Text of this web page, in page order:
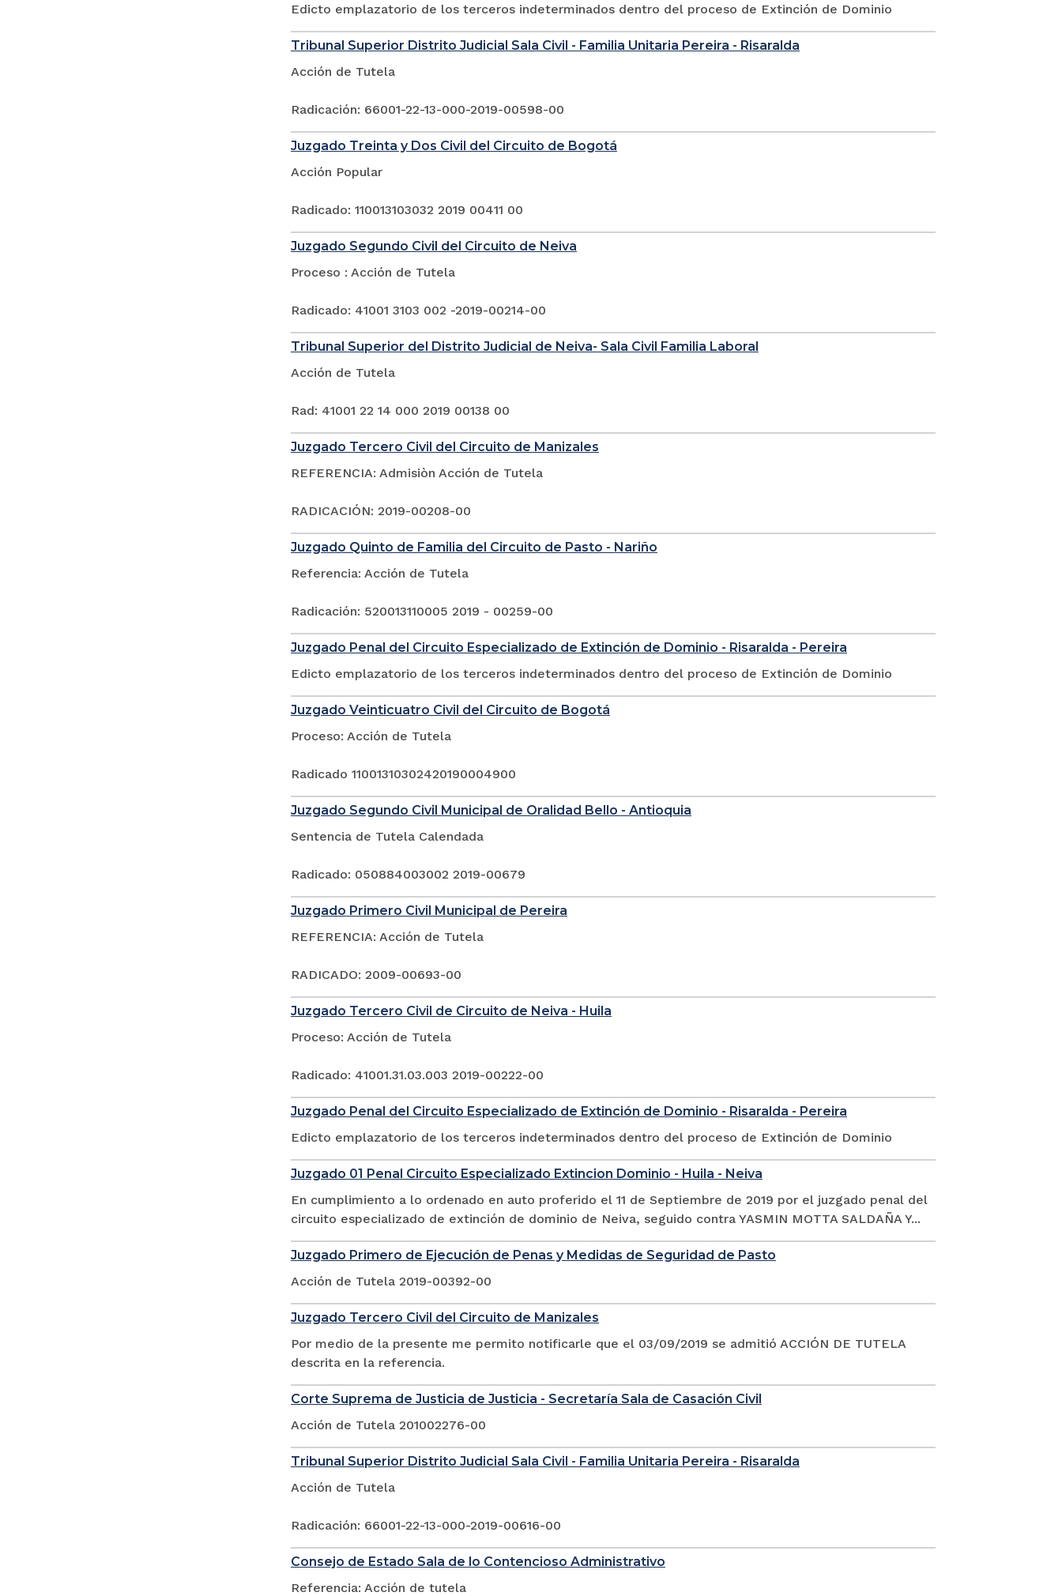
Edicto emplazatorio de los terceros indeterminados dentro del proceso de Extinción de Dominio
Tribunal Superior Distrito Judicial Sala Civil - Familia Unitaria Pereira - Risaralda
Acción de Tutela
Radicación: 66001-22-13-000-2019-00598-00
Juzgado Treinta y Dos Civil del Circuito de Bogotá
Acción Popular
Radicado: 110013103032 2019 00411 00
Juzgado Segundo Civil del Circuito de Neiva
Proceso : Acción de Tutela
Radicado: 41001 3103 002 -2019-00214-00
Tribunal Superior del Distrito Judicial de Neiva- Sala Civil Familia Laboral
Acción de Tutela
Rad: 41001 22 14 000 2019 00138 00
Juzgado Tercero Civil del Circuito de Manizales
REFERENCIA: Admisiòn Acción de Tutela
RADICACIÓN: 2019-00208-00
Juzgado Quinto de Familia del Circuito de Pasto - Nariño
Referencia: Acción de Tutela
Radicación: 520013110005 2019 - 00259-00
Juzgado Penal del Circuito Especializado de Extinción de Dominio - Risaralda - Pereira
Edicto emplazatorio de los terceros indeterminados dentro del proceso de Extinción de Dominio
Juzgado Veinticuatro Civil del Circuito de Bogotá
Proceso: Acción de Tutela
Radicado 11001310302420190004900
Juzgado Segundo Civil Municipal de Oralidad Bello - Antioquia
Sentencia de Tutela Calendada
Radicado: 050884003002 2019-00679
Juzgado Primero Civil Municipal de Pereira
REFERENCIA: Acción de Tutela
RADICADO: 2009-00693-00
Juzgado Tercero Civil de Circuito de Neiva - Huila
Proceso: Acción de Tutela
Radicado: 41001.31.03.003 2019-00222-00
Juzgado Penal del Circuito Especializado de Extinción de Dominio - Risaralda - Pereira
Edicto emplazatorio de los terceros indeterminados dentro del proceso de Extinción de Dominio
Juzgado 01 Penal Circuito Especializado Extincion Dominio - Huila - Neiva
En cumplimiento a lo ordenado en auto proferido el 11 de Septiembre de 2019 por el juzgado penal del
circuito especializado de extinción de dominio de Neiva, seguido contra YASMIN MOTTA SALDAÑA Y...
Juzgado Primero de Ejecución de Penas y Medidas de Seguridad de Pasto
Acción de Tutela 2019-00392-00
Juzgado Tercero Civil del Circuito de Manizales
Por medio de la presente me permito notificarle que el 03/09/2019 se admitió ACCIÓN DE TUTELA
descrita en la referencia.
Corte Suprema de Justicia de Justicia - Secretaría Sala de Casación Civil
Acción de Tutela 201002276-00
Tribunal Superior Distrito Judicial Sala Civil - Familia Unitaria Pereira - Risaralda
Acción de Tutela
Radicación: 66001-22-13-000-2019-00616-00
Consejo de Estado Sala de lo Contencioso Administrativo
Referencia: Acción de tutela